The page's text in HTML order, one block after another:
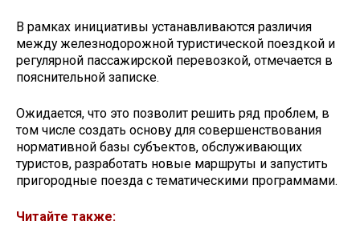
В рамках инициативы устанавливаются различия
между железнодорожной туристической поездкой и
регулярной пассажирской перевозкой, отмечается в
пояснительной записке.
Ожидается, что это позволит решить ряд проблем, в
том числе создать основу для совершенствования
нормативной базы субъектов, обслуживающих
туристов, разработать новые маршруты и запустить
пригородные поезда с тематическими программами.
Читайте также: